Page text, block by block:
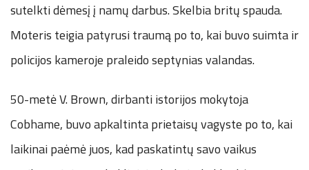
sutelkti dėmesį į namų darbus. Skelbia britų spauda.
Moteris teigia patyrusi traumą po to, kai buvo suimta ir
policijos kameroje praleido septynias valandas.
50-metė V. Brown, dirbanti istorijos mokytoja
Cobhame, buvo apkaltinta prietaisų vagyste po to, kai
laikinai paėmė juos, kad paskatintų savo vaikus